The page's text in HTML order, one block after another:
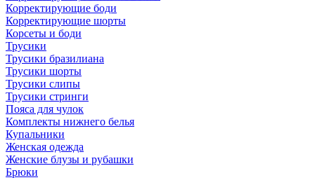
Корректирующие боди
Корректирующие шорты
Корсеты и боди
Трусики
Трусики бразилиана
Трусики шорты
Трусики слипы
Трусики стринги
Пояса для чулок
Комплекты нижнего белья
Купальники
Женская одежда
Женские блузы и рубашки
Брюки